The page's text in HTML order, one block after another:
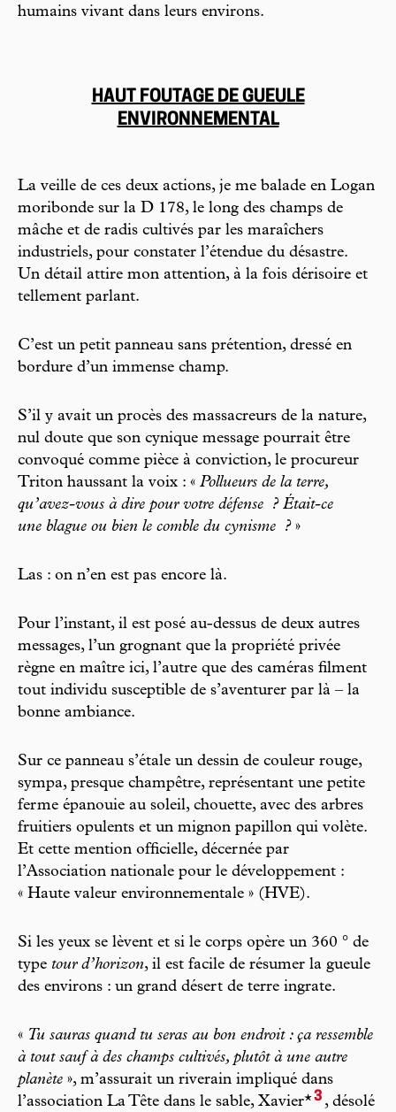
humains vivant dans leurs environs.
HAUT FOUTAGE DE GUEULE
ENVIRONNEMENTAL
La veille de ces deux actions, je me balade en Logan
moribonde sur la D 178, le long des champs de
mâche et de radis cultivés par les maraîchers
industriels, pour constater l’étendue du désastre.
Un détail attire mon attention, à la fois dérisoire et
tellement parlant.
C’est un petit panneau sans prétention, dressé en
bordure d’un immense champ.
S’il y avait un procès des massacreurs de la nature,
nul doute que son cynique message pourrait être
convoqué comme pièce à conviction, le procureur
Triton haussant la voix : « Pollueurs de la terre,
qu’avez-vous à dire pour votre défense
? Était-ce
une blague ou bien le comble du cynisme
?»
Las : on n’en est pas encore là.
Pour l’instant, il est posé au-dessus de deux autres
messages, l’un grognant que la propriété privée
règne en maître ici, l’autre que des caméras filment
tout individu susceptible de s’aventurer par là – la
bonne ambiance.
Sur ce panneau s’étale un dessin de couleur rouge,
sympa, presque champêtre, représentant une petite
ferme épanouie au soleil, chouette, avec des arbres
fruitiers opulents et un mignon papillon qui volète.
Et cette mention officielle, décernée par
l’Association nationale pour le développement :
« Haute valeur environnementale » (HVE).
Si les yeux se lèvent et si le corps opère un 360 ° de
type tour d’horizon, il est facile de résumer la gueule
des environs : un grand désert de terre ingrate.
« Tu sauras quand tu seras au bon endroit : ça ressemble
à tout sauf à des champs cultivés, plutôt à une autre
planète », m’assurait un riverain impliqué dans
l’association La Tête dans le sable, Xavier*3 , désolé